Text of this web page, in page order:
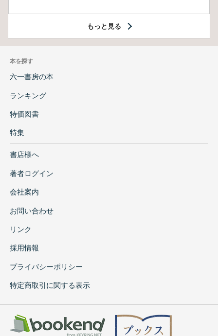
もっと見る
本を探す
六一書房の本
ランキング
特価図書
特集
書店様へ
著者ログイン
会社案内
お問い合わせ
リンク
採用情報
プライバシーポリシー
特定商取引に関する表示